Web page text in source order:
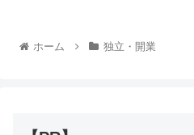
ホーム 独立・開業